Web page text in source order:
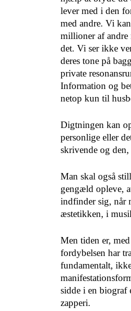
lever med i den
med andre. Vi
millioner af andre
det. Vi ser ikke
deres tone på
private
Information og
netop kun til
Digtningen kan
personlige eller
skrivende og
Man skal også
gengæld opleve,
indfinder sig, når
æstetikken, i
Men tiden er,
fordybelsen har
fundamentalt,
sidde i en biograf
zapperi.